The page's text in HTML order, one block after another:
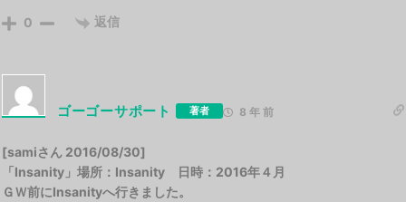
0 返信
ゴーゴーサポート 著者 8 年 前
[samiさん 2016/08/30]
「Insanity」場所：Insanity 日時：2016年４月
ＧＷ前にInsanityへ行きました。